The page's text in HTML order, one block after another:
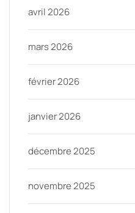
avril 2026
mars 2026
février 2026
janvier 2026
décembre 2025
novembre 2025